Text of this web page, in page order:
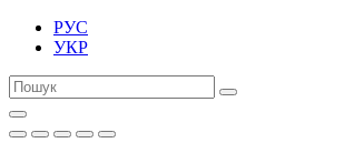
РУС
УКР